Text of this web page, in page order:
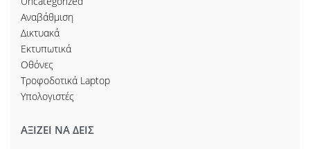
Αναβάθμιση
Δικτυακά
Εκτυπωτικά
Οθόνες
Τροφοδοτικά Laptop
Υπολογιστές
ΑΞΙΖΕΙ ΝΑ ΔΕΙΣ